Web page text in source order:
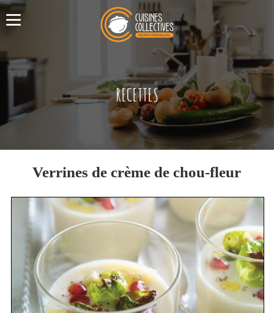
RECETTES
Verrines de crème de chou-fleur